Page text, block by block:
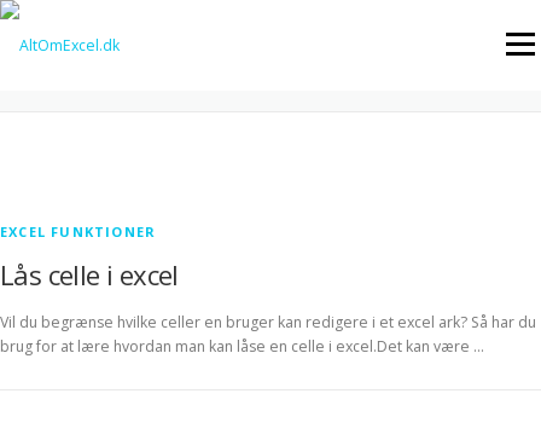
Skip to content
Menu
KATEGORI:
EXCEL FUNKTIONER
Lås celle i excel
Vil du begrænse hvilke celler en bruger kan redigere i et excel ark? Så har du
brug for at lære hvordan man kan låse en celle i excel.Det kan være …